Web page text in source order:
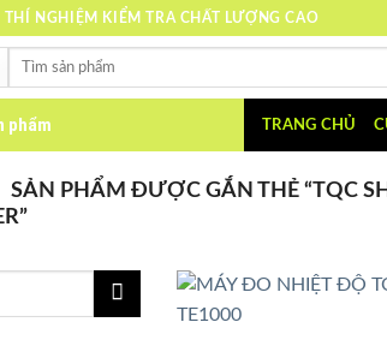
THÍ NGHIỆM KIỂM TRA CHẤT LƯỢNG CAO
Tìm
phẩm TRANG CHỦ
SẢN PHẨM ĐƯỢC GẮN THẺ “TQC